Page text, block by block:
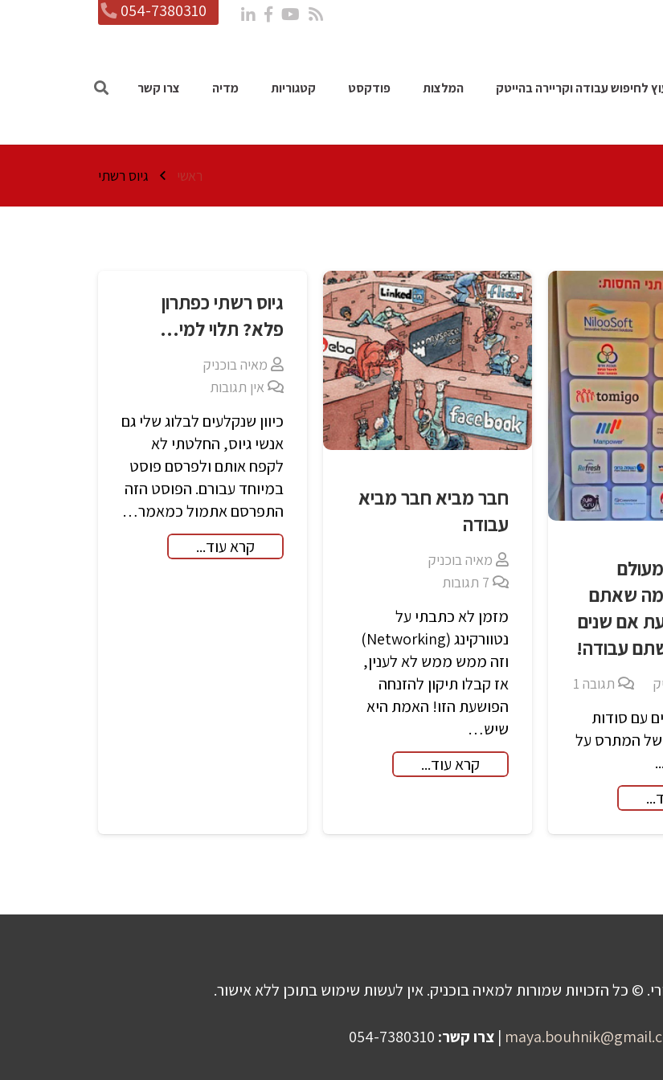
054-7380310
המלצות פודקסט קטגוריות מדיה צרו קשר
ראשי גיוס רשתי
מה שאתם
אם שנים
עבודה!
תגובה1
עם סודות
המתרס על
חבר מביא חבר מביא
עבודה
מאיה בוכניק
7 תגובות
מזמן לא כתבתי על
נטוורקינג (Networking)
וזה ממש ממש לא לענין,
אז קבלו תיקון להזנחה
הפושעת הזו! האמת היא
שיש…
קרא עוד...
גיוס רשתי כפתרון
פלא? תלוי למי…
מאיה בוכניק
אין תגובות
כיוון שנקלעים לבלוג שלי גם
אנשי גיוס, החלטתי לא
לקפח אותם ולפרסם פוסט
במיוחד עבורם. הפוסט הזה
התפרסם אתמול כמאמר…
קרא עוד...
© כל הזכויות שמורות למאיה בוכניק. אין לעשות שימוש בתוכן ללא אישור.
|צרו קשר: